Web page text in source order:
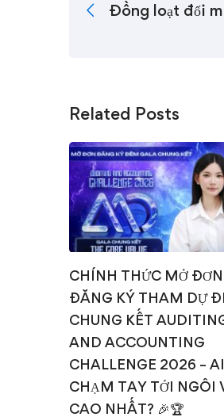
Đồng loạt đổi
Related Posts
CHÍNH THỨC MỞ ĐƠN
ĐĂNG KÝ THAM DỰ
CHUNG KẾT
AND ACCOUNTING
CHALLENGE 2026 –
CHẠM TAY TỚI NGÔI
CAO NHẤT? 🎉🏆